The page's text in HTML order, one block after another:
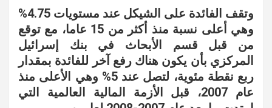
وتقف الفائدة على الشيكل عند مستويات 4.75%
وهي أعلى نسبة منذ أكثر من 15 عاما، مع توقع
من قبل قسم الأبحاث في بنك إسرائيل
المركزي بأن يكون هناك رفع آخر للفائدة بمقدار
ربع نقطة مئوية، لتصل عند 5% وهي الأعلى منذ
عام 2007، قبل الأزمة المالية العالمية التي